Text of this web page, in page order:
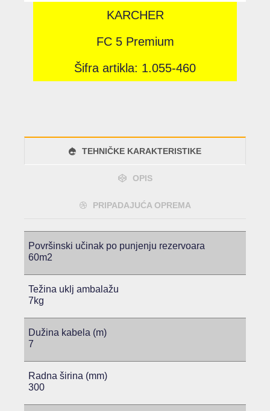
KARCHER
FC 5 Premium
Šifra artikla: 1.055-460
TEHNIČKE KARAKTERISTIKE
OPIS
PRIPADAJUĆA OPREMA
Površinski učinak po punjenju rezervoara
60m2
Težina uklj ambalažu
7kg
Dužina kabela (m)
7
Radna širina (mm)
300